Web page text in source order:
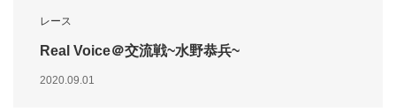
レース
Real Voice＠交流戦~水野恭兵~
2020.09.01